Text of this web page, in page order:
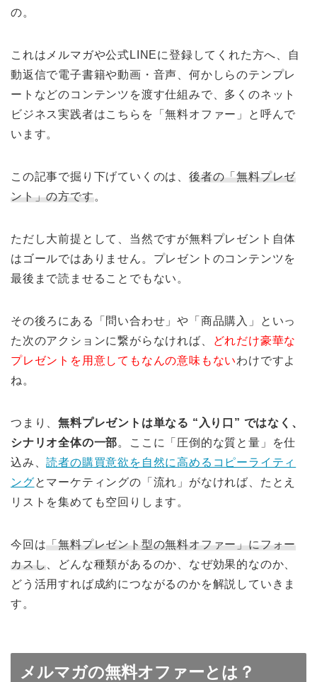
の。
これはメルマガや公式LINEに登録してくれた方へ、自
動返信で電子書籍や動画・音声、何かしらのテンプレ
ートなどのコンテンツを渡す仕組みで、多くのネット
ビジネス実践者はこちらを「無料オファー」と呼んで
います。
この記事で掘り下げていくのは、後者の「無料プレゼ
ント」の方です。
ただし大前提として、当然ですが無料プレゼント自体
はゴールではありません。プレゼントのコンテンツを
最後まで読ませることでもない。
その後ろにある「問い合わせ」や「商品購入」といっ
た次のアクションに繋がらなければ、
どれだけ豪華な
プレゼントを用意してもなんの意味もないわけですよ
ね。
つまり、無料プレゼントは単なる “入り口” ではなく、
シナリオ全体の一部。ここに「圧倒的な質と量」を仕
込み、読者の購買意欲を自然に高めるコピーライティ
ングとマーケティングの「流れ」がなければ、たとえ
リストを集めても空回りします。
今回は「無料プレゼント型の無料オファー」にフォー
カスし 、どんな種類があるのか、なぜ効果的なのか、
どう活用すれば成約につながるのかを解説していきま
す。
メルマガの無料オファーとは？